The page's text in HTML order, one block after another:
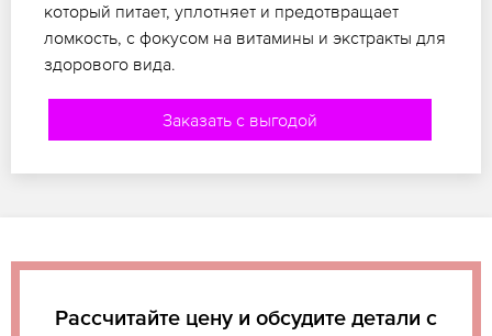
который питает, уплотняет и предотвращает
ломкость, с фокусом на витамины и экстракты для
здорового вида.
Заказать с выгодой
Рассчитайте цену и обсудите детали с